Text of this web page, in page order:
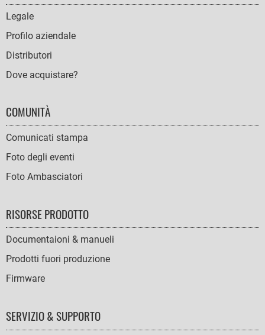
NAVIGATION
Legale
Profilo aziendale
Distributori
Dove acquistare?
COMUNITÀ
Comunicati stampa
Foto degli eventi
Foto Ambasciatori
RISORSE PRODOTTO
Documentaioni & manueli
Prodotti fuori produzione
Firmware
SERVIZIO & SUPPORTO